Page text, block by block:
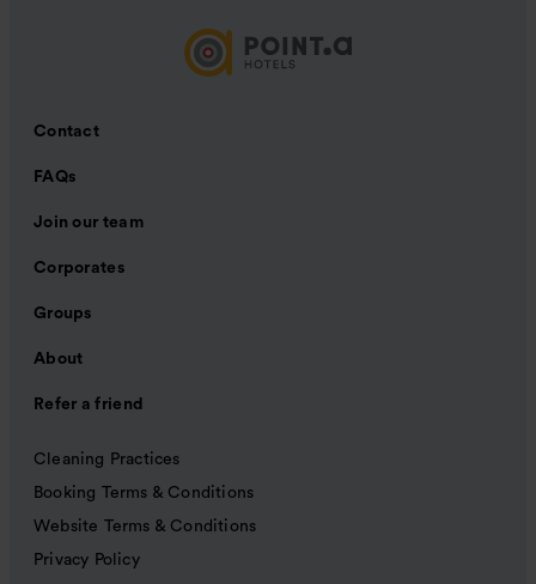
Contact
FAQs
Join our team
Corporates
Groups
About
Refer a friend
Cleaning Practices
Booking Terms & Conditions
Website Terms & Conditions
Privacy Policy